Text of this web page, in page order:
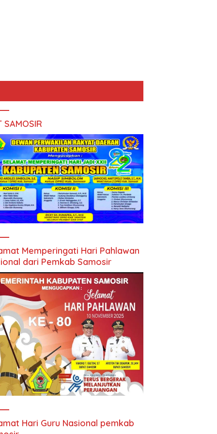
SAMOSIR
Memperingati Hari Pahlawan
dari Pemkab Samosir
Hari Guru Nasional pemkab